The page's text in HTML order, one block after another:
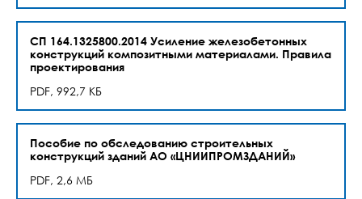
СП 164.1325800.2014 Усиление железобетонных
конструкций композитными материалами. Правила
проектирования
PDF, 992,7 КБ
Пособие по обследованию строительных
конструкций зданий АО «ЦНИИПРОМЗДАНИЙ»
PDF, 2,6 МБ